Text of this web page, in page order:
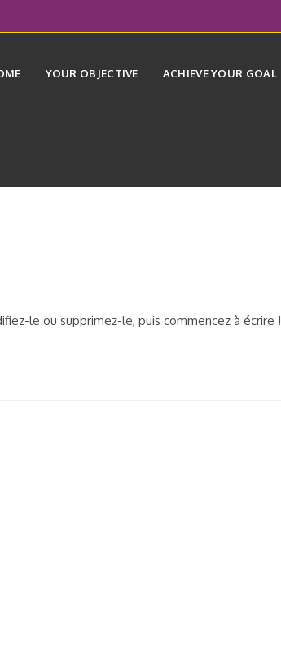
YOUR OBJECTIVE ACHIEVE YOUR GOAL
le ou supprimez-le, puis commencez à écrire !